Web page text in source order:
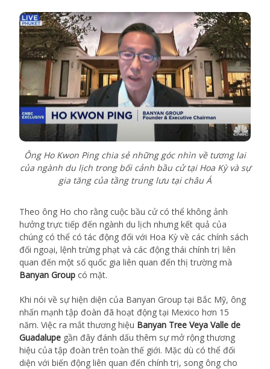
Ông Ho Kwon Ping chia sẻ những góc nhìn về tương lai
của ngành du lịch trong bối cảnh bầu cử tại Hoa Kỳ và sự
gia tăng của tầng trung lưu tại châu Á
Theo ông Ho cho rằng cuộc bầu cử có thể không ảnh
hưởng trực tiếp đến ngành du lịch nhưng kết quả của
chúng có thể có tác động đối với Hoa Kỳ về các chính sách
đối ngoại, lệnh trừng phạt và các động thái chính trị liên
quan đến một số quốc gia liên quan đến thị trường mà
Banyan Group có mặt.
Khi nói về sự hiện diện của Banyan Group tại Bắc Mỹ, ông
nhấn mạnh tập đoàn đã hoạt động tại Mexico hơn 15
năm. Việc ra mắt thương hiệu Banyan Tree Veya Valle de
Guadalupe gần đây đánh dấu thêm sự mở rộng thương
hiệu của tập đoàn trên toàn thế giới. Mặc dù có thể đối
diện với biến động liên quan đến chính trị, song ông cho